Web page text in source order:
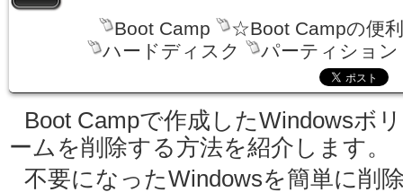
Boot Camp
☆Boot Campの便
ハードディスク
パーティション
Boot Campで作成したWindowsボ
ームを削除する方法を紹介します。
不要になったWindowsを簡単に削